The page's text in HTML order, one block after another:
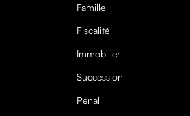
Famille
Fiscalité
Immobilier
Succession
Pénal